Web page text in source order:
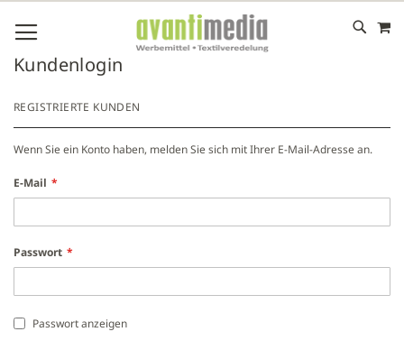
DIREKT
ZUM
# GEBEN SIE MINDESTENS 3 ZEICHEN FÜR DIE SUCHE EIN
# DRÜCKEN SIE DIE EINGABETASTE, UM DIE SUCHE ZU
Kundenlogin
REGISTRIERTE KUNDEN
Wenn Sie ein Konto haben, melden Sie sich mit Ihrer E-Mail-Adresse an.
E-Mail
Passwort
Passwort anzeigen